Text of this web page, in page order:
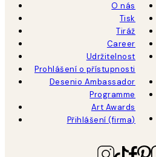
O nás
Tisk
Tiráž
Career
Udržitelnost
Prohlášení o přístupnosti
Desenio Ambassador
Programme
Art Awards
Přihlášení (firma)